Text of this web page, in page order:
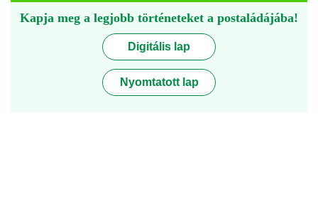
Kapja meg a legjobb történeteket a postaládájába!
Digitális lap
Nyomtatott lap